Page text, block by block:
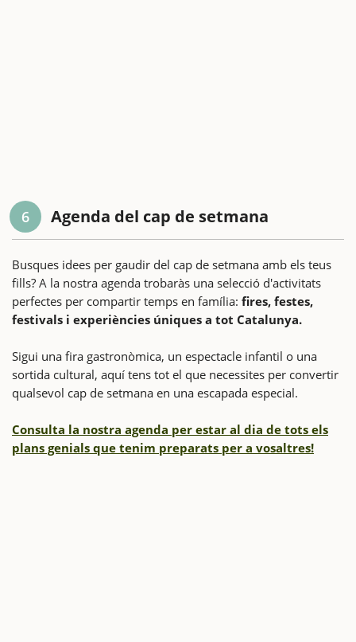
6 Agenda del cap de setmana
Busques idees per gaudir del cap de setmana amb els teus
fills? A la nostra agenda trobaràs una selecció d'activitats
perfectes per compartir temps en família: fires, festes,
festivals i experiències úniques a tot Catalunya.
Sigui una fira gastronòmica, un espectacle infantil o una
sortida cultural, aquí tens tot el que necessites per convertir
qualsevol cap de setmana en una escapada especial.
Consulta la nostra agenda per estar al dia de tots els
plans genials que tenim preparats per a vosaltres!